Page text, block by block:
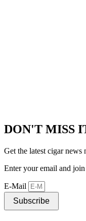
DON'T MISS
Get the latest cigar news
Enter your email and
E-Mail
Subscribe